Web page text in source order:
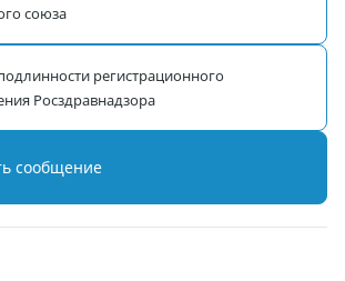
союза
регистрационного
Росздравнадзора
сообщение